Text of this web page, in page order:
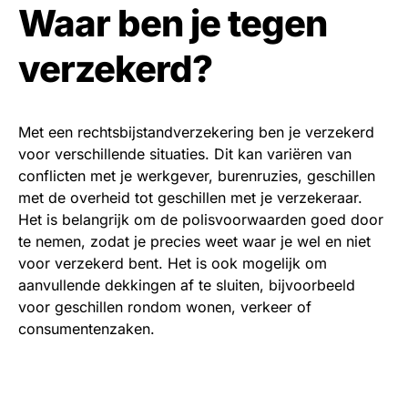
Waar ben je tegen
verzekerd?
Met een rechtsbijstandverzekering ben je verzekerd
voor verschillende situaties. Dit kan variëren van
conflicten met je werkgever, burenruzies, geschillen
met de overheid tot geschillen met je verzekeraar.
Het is belangrijk om de polisvoorwaarden goed door
te nemen, zodat je precies weet waar je wel en niet
voor verzekerd bent. Het is ook mogelijk om
aanvullende dekkingen af te sluiten, bijvoorbeeld
voor geschillen rondom wonen, verkeer of
consumentenzaken.